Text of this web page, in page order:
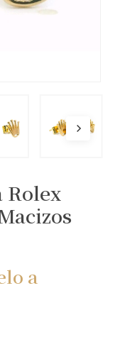
Rolex
a